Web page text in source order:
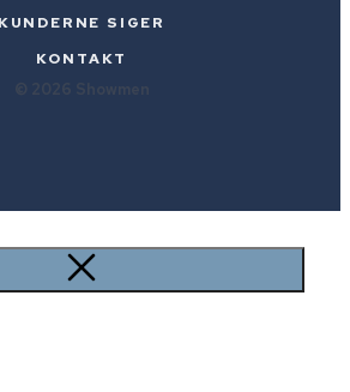
KUNDERNE SIGER
KONTAKT